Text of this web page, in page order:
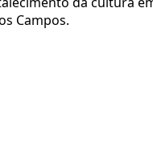
Campos.